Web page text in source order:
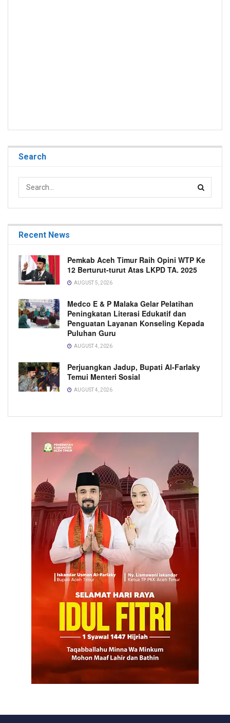
Search
Recent News
Pemkab Aceh Timur Raih Opini WTP Ke
12 Berturut-turut Atas LKPD TA. 2025
AUGUST 5, 2026
Medco E & P Malaka Gelar Pelatihan
Peningkatan Literasi Edukatif dan
Penguatan Layanan Konseling Kepada
Puluhan Guru
AUGUST 4, 2026
Perjuangkan Jadup, Bupati Al-Farlaky
Temui Menteri Sosial
AUGUST 4, 2026